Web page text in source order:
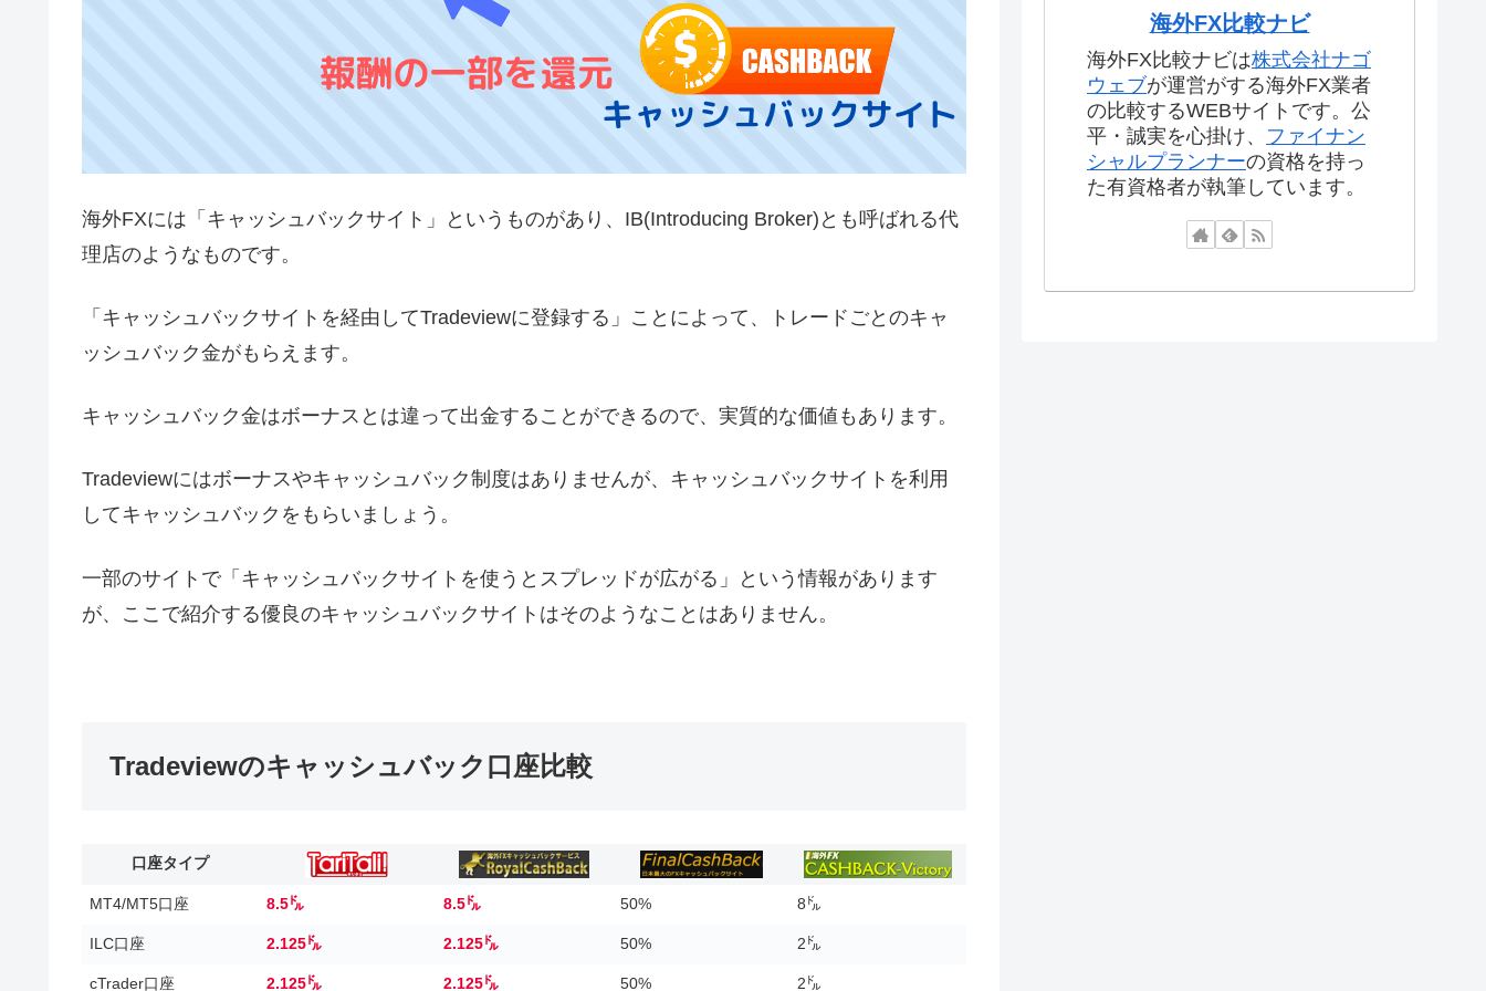
海外FXには「キャッシュバックサイト」というものがあり、IB(Introducing Broker)とも呼ばれる代
理店のようなものです。
「キャッシュバックサイトを経由してTradeviewに登録する」ことによって、トレードごとのキャ
ッシュバック金がもらえます。
キャッシュバック金はボーナスとは違って出金することができるので、実質的な価値もあります。
Tradeviewにはボーナスやキャッシュバック制度はありませんが、キャッシュバックサイトを利用
してキャッシュバックをもらいましょう。
一部のサイトで「キャッシュバックサイトを使うとスプレッドが広がる」という情報があります
が、ここで紹介する優良のキャッシュバックサイトはそのようなことはありません。
Tradeviewのキャッシュバック口座比較
口座タイプ
MT4/MT5口座 8.5㌦ 8.5㌦ 50% 8㌦
ILC口座 2.125㌦ 2.125㌦ 50% 2㌦
cTrader口座 2.125㌦ 2.125㌦ 50% 2㌦
海外FX比較ナビ
海外FX比較ナビは株式会社ナゴ
ウェブが運営がする海外FX業者
の比較するWEBサイトです。公
平・誠実を心掛け、 ファイナン
シャルプランナーの資格を持っ
た有資格者が執筆しています。